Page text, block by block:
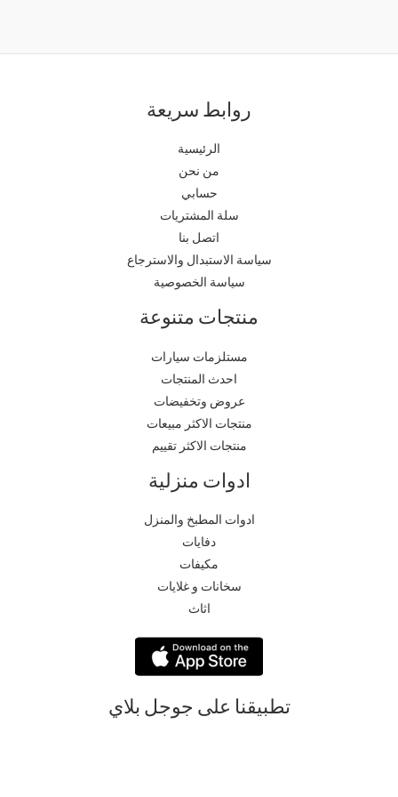
روابط سريعة
الرئيسية
من نحن
حسابي
سلة المشتريات
اتصل بنا
سياسة الاستبدال والاسترجاع
سياسة الخصوصية
منتجات متنوعة
مستلزمات سيارات
احدث المنتجات
عروض وتخفيضات
منتجات الاكثر مبيعات
منتجات الاكثر تقييم
ادوات منزلية
ادوات المطبخ والمنزل
دفايات
مكيفات
سخانات و غلايات
اثاث
تطبيقنا على جوجل بلاي